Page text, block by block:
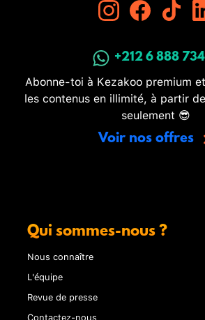
+212 6 888
Abonne-toi à Kezakoo premium
les contenus en illimité, à partir de
seulement 😎
Voir nos offres
Qui sommes-nous ?
Nous connaître
L'équipe
Revue de presse